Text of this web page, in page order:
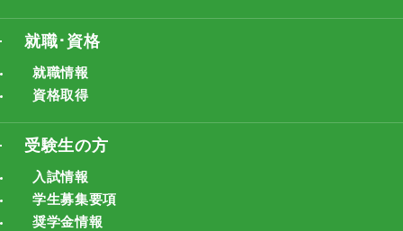
就職･資格
就職情報
資格取得
受験生の方
入試情報
学生募集要項
奨学金情報